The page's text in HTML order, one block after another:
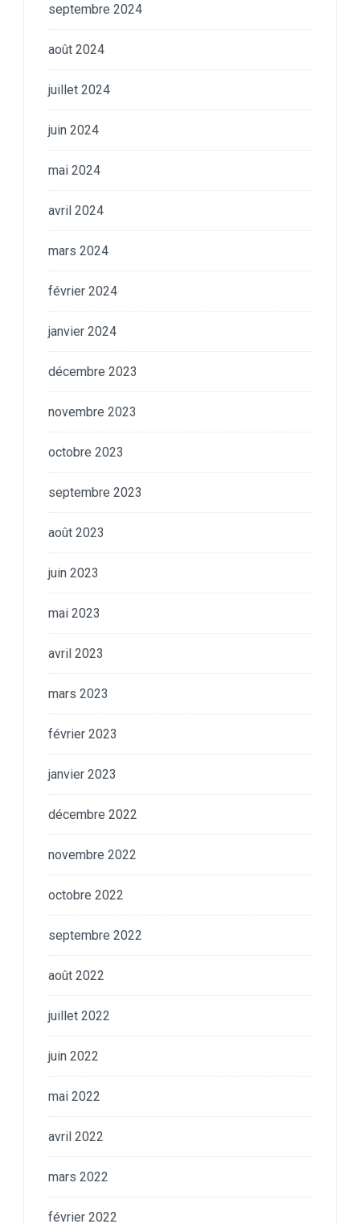
septembre 2024
août 2024
juillet 2024
juin 2024
mai 2024
avril 2024
mars 2024
février 2024
janvier 2024
décembre 2023
novembre 2023
octobre 2023
septembre 2023
août 2023
juin 2023
mai 2023
avril 2023
mars 2023
février 2023
janvier 2023
décembre 2022
novembre 2022
octobre 2022
septembre 2022
août 2022
juillet 2022
juin 2022
mai 2022
avril 2022
mars 2022
février 2022